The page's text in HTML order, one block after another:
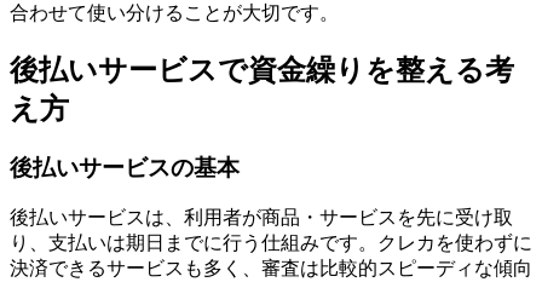
合わせて使い分けることが大切です。
後払いサービスで資金繰りを整える考
え方
後払いサービスの基本
後払いサービスは、利用者が商品・サービスを先に受け取
り、支払いは期日までに行う仕組みです。クレカを使わずに
決済できるサービスも多く、審査は比較的スピーディな傾向